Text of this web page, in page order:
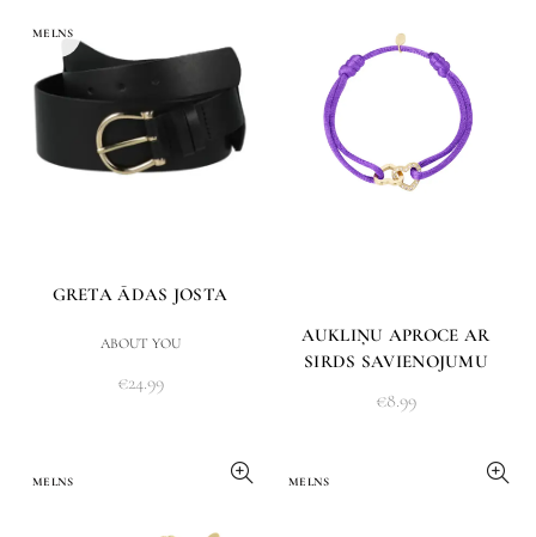
MELNS
GRETA ĀDAS JOSTA
ABOUT YOU
€24.99
AUKLIŅU APROCE AR
SIRDS SAVIENOJUMU
€8.99
MELNS MELNS